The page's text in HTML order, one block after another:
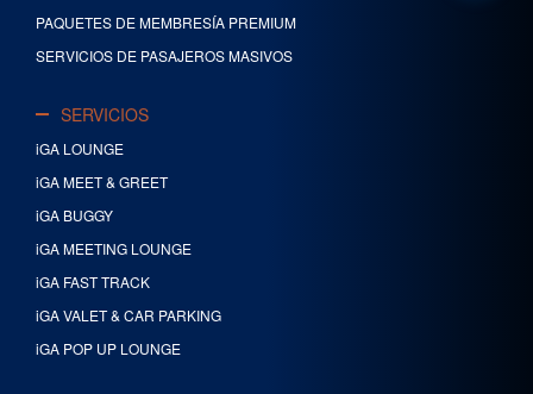
PAQUETES DE MEMBRESÍA PREMIUM
SERVICIOS DE PASAJEROS MASIVOS
SERVICIOS
iGA LOUNGE
iGA MEET & GREET
iGA BUGGY
iGA MEETING LOUNGE
iGA FAST TRACK
iGA VALET & CAR PARKING
iGA POP UP LOUNGE